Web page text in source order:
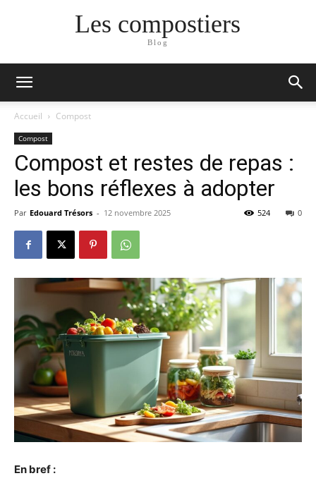
Les compostiers
Blog
Accueil Compost
Compost
Compost et restes de repas :
les bons réflexes à adopter
Par Edouard Trésors - 12 novembre 2025 0
524
En bref :